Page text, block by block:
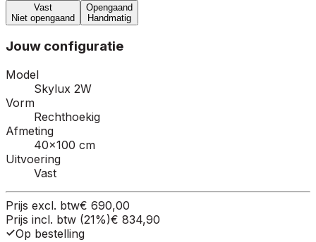
Vast
Niet opengaand
Opengaand
Handmatig
Jouw configuratie
Model
Skylux 2W
Vorm
Rechthoekig
Afmeting
40×100 cm
Uitvoering
Vast
Prijs excl. btw€ 690,00
Prijs incl. btw (21%)€ 834,90
Op bestelling